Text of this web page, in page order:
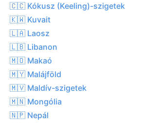
🇨🇨 Kókusz (Keeling)-szigetek
🇰🇼 Kuvait
🇱🇦 Laosz
🇱🇧 Libanon
🇲🇴 Makaó
🇲🇾 Malájföld
🇲🇻 Maldív-szigetek
🇲🇳 Mongólia
🇳🇵 Nepál